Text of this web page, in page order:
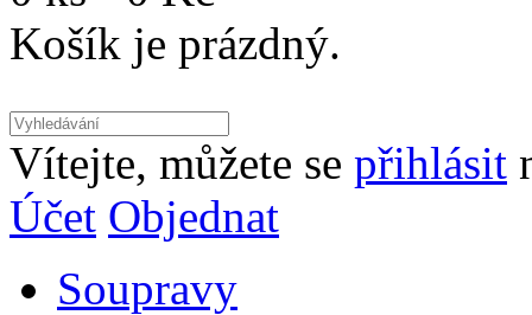
Košík je prázdný.
Vítejte, můžete se přihlásit
Účet Objednat
Soupravy